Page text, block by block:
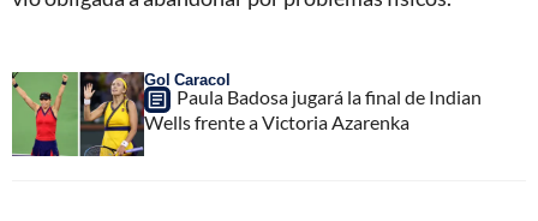
Gol Caracol
Paula Badosa jugará la final de Indian
Wells frente a Victoria Azarenka